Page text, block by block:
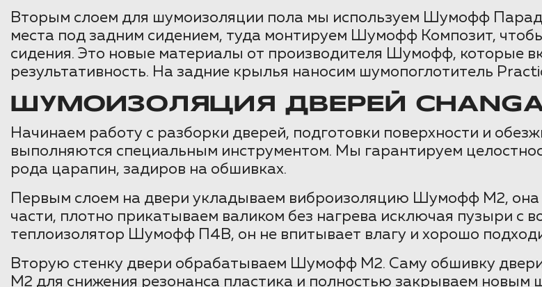
Вторым слоем для шумоизоляции пола мы используем Шумофф
места под задним сидением, туда монтируем Шумофф Композит,
сидения. Это новые материалы от производителя Шумофф, которые
результативность. На задние крылья наносим шумопоглотитель
ШУМОИЗОЛЯЦИЯ ДВЕРЕЙ
Начинаем работу с разборки дверей, подготовки поверхности и
выполняются специальным инструментом. Мы гарантируем
рода царапин, задиров на обшивках.
Первым слоем на двери укладываем виброизоляцию Шумофф М2, она
части, плотно прикатываем валиком без нагрева исключая пузыри
теплоизолятор Шумофф П4В, он не впитывает влагу и хорошо
Вторую стенку двери обрабатываем Шумофф М2. Саму обшивку
М2 для снижения резонанса пластика и полностью закрываем